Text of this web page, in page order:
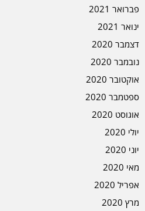
פברואר 2021
ינואר 2021
דצמבר 2020
נובמבר 2020
אוקטובר 2020
ספטמבר 2020
אוגוסט 2020
יולי 2020
יוני 2020
מאי 2020
אפריל 2020
מרץ 2020